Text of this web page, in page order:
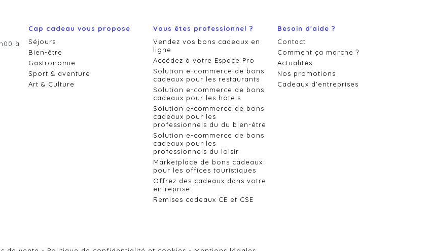
à
Cap cadeau vous propose
Séjours
Bien-être
Gastronomie
Sport & aventure
Art & Culture
Vous êtes professionnel ?
Vendez vos bons cadeaux en
ligne
Accédez à votre Espace Pro
Solution e-commerce de bons
cadeaux pour les restaurants
Solution e-commerce de bons
cadeaux pour les hôtels
Solution e-commerce de bons
cadeaux pour les
professionnels du du bien-être
Solution e-commerce de bons
cadeaux pour les
professionnels du loisir
Marketplace de bons cadeaux
pour les offices touristiques
Offrez des cadeaux dans votre
entreprise
Remises cadeaux CE et CSE
Besoin d'aide ?
Contact
Comment ça marche ?
Actualités
Nos promotions
Cadeaux d'entreprises